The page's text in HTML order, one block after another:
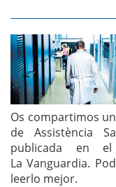
Os compartimos
de Assistència
publicada en
La Vanguardia.
leerlo mejor.